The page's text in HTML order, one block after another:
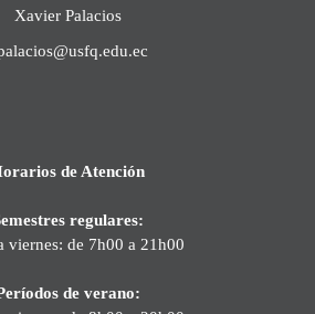
Xavier Palacios
de Atención
regulares:
viernes: de 7h00 a 21h00
de verano: